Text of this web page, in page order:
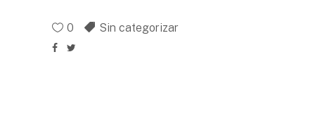
0 Sin categorizar